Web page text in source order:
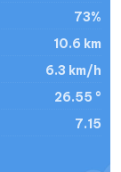
73%
10.6 km
6.3 km/h
26.55 °
7.15